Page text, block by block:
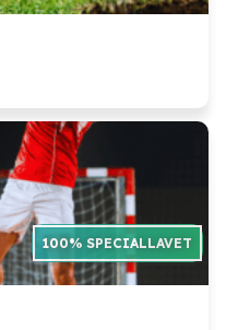
i kurven.
to shop